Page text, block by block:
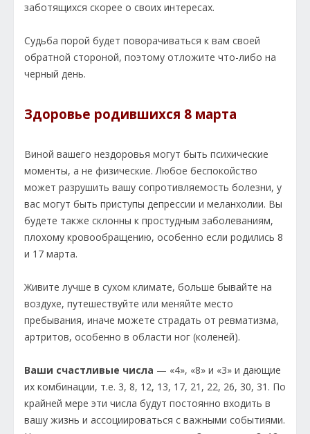
заботящихся скорее о своих интересах.
Судьба порой будет поворачиваться к вам своей
обратной стороной, поэтому отложите что-либо на
черный день.
Здоровье родившихся 8 марта
Виной вашего нездоровья могут быть психические
моменты, а не физические. Любое беспокойство
может разрушить вашу сопротивляемость болезни, у
вас могут быть приступы депрессии и меланхолии. Вы
будете также склонны к простудным заболеваниям,
плохому кровообращению, особенно если родились 8
и 17 марта.
Живите лучше в сухом климате, больше бывайте на
воздухе, путешествуйте или меняйте место
пребывания, иначе можете страдать от ревматизма,
артритов, особенно в области ног (коленей).
Ваши счастливые числа — «4», «8» и «3» и дающие
их комбинации, т.е. 3, 8, 12, 13, 17, 21, 22, 26, 30, 31. По
крайней мере эти числа будут постоянно входить в
вашу жизнь и ассоциироваться с важными событиями.